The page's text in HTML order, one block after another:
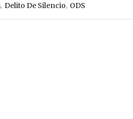
, Delito De Silencio, ODS